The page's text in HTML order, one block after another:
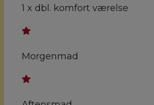
1 x dbl. komfort værelse
Morgenmad